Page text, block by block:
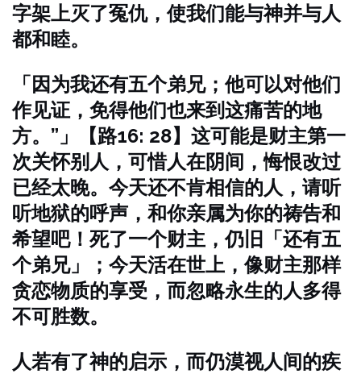
字架上灭了冤仇，使我们能与神并与人
都和睦。
「因为我还有五个弟兄；他可以对他们
作见证，免得他们也来到这痛苦的地
方。”」【路16: 28】 这可能是财主第一
次关怀别人，可惜人在阴间，悔恨改过
已经太晚。 今天还不肯相信的人，请听
听地狱的呼声，和你亲属为你的祷告和
希望吧！ 死了一个财主，仍旧「还有五
个弟兄」；今天活在世上，像财主那样
贪恋物质的享受，而忽略永生的人多得
不可胜数。
人若有了神的启示，而仍漠视人间的疾